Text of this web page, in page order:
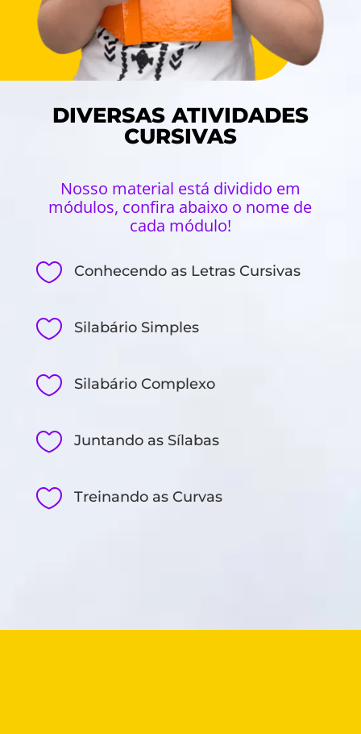
DIVERSAS ATIVIDADES
CURSIVAS
Nosso material está dividido em
módulos, confira abaixo o nome de
cada módulo!
 Conhecendo as Letras Cursivas
 Silabário Simples
 Silabário Complexo
 Juntando as Sílabas
 Treinando as Curvas